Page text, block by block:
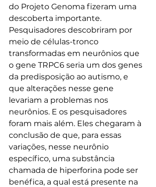
do Projeto Genoma fizeram uma
descoberta importante.
Pesquisadores descobriram por
meio de células-tronco
transformadas em neurônios que
o gene TRPC6 seria um dos genes
da predisposição ao autismo, e
que alterações nesse gene
levariam a problemas nos
neurônios. E os pesquisadores
foram mais além. Eles chegaram à
conclusão de que, para essas
variações, nesse neurônio
específico, uma substância
chamada de hiperforina pode ser
benéfica, a qual está presente na